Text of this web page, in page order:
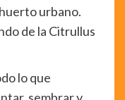
urbano.
de la Citrullus
lo que